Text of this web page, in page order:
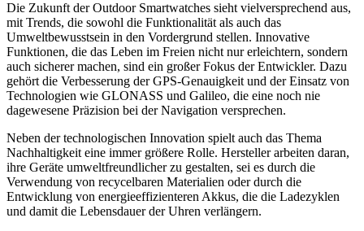
Die Zukunft der Outdoor Smartwatches sieht vielversprechend aus,
mit Trends, die sowohl die Funktionalität als auch das
Umweltbewusstsein in den Vordergrund stellen. Innovative
Funktionen, die das Leben im Freien nicht nur erleichtern, sondern
auch sicherer machen, sind ein großer Fokus der Entwickler. Dazu
gehört die Verbesserung der GPS-Genauigkeit und der Einsatz von
Technologien wie GLONASS und Galileo, die eine noch nie
dagewesene Präzision bei der Navigation versprechen.
Neben der technologischen Innovation spielt auch das Thema
Nachhaltigkeit eine immer größere Rolle. Hersteller arbeiten daran,
ihre Geräte umweltfreundlicher zu gestalten, sei es durch die
Verwendung von recycelbaren Materialien oder durch die
Entwicklung von energieeffizienteren Akkus, die die Ladezyklen
und damit die Lebensdauer der Uhren verlängern.